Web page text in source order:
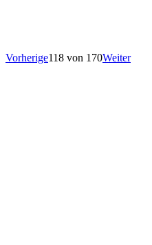
Vorherige118 von 170Weiter